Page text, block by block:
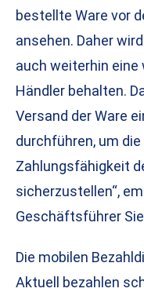
bestellte Ware vor
ansehen. Daher
auch weiterhin
Händler behalten.
Versand der Ware
durchführen, um
Zahlungsfähigkeit
sicherzustellen“,
Geschäftsführer
Die mobilen
Aktuell bezahlen